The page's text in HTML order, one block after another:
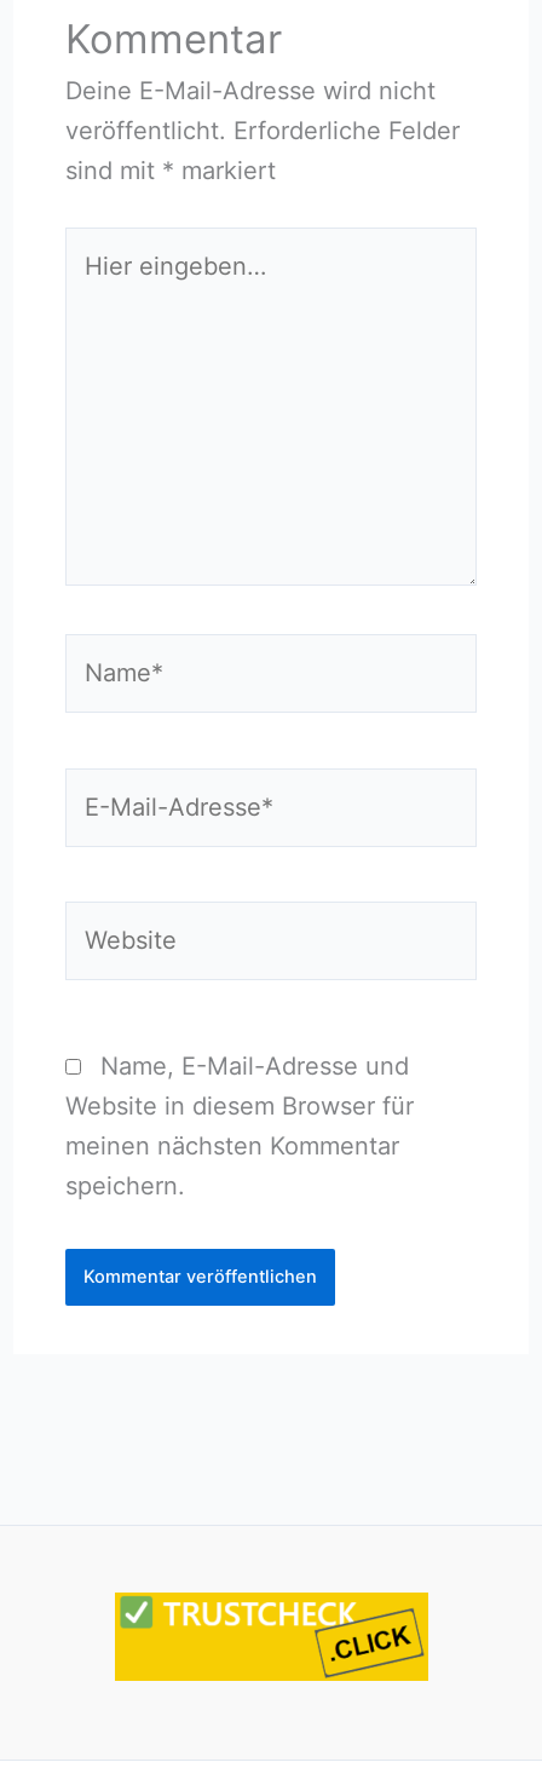
Kommentar
Deine E-Mail-Adresse wird nicht
veröffentlicht. Erforderliche Felder
sind mit * markiert
eingeben…
Name, E-Mail-Adresse und
Website in diesem Browser für
meinen nächsten Kommentar
speichern.